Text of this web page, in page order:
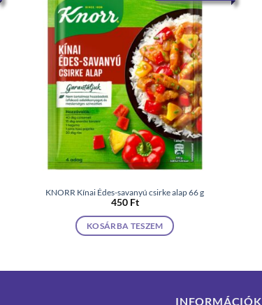
KNORR Kínai Édes-savanyú csirke alap 66 g
450 Ft
KOSÁRBA TESZEM
INFORMÁCIÓK